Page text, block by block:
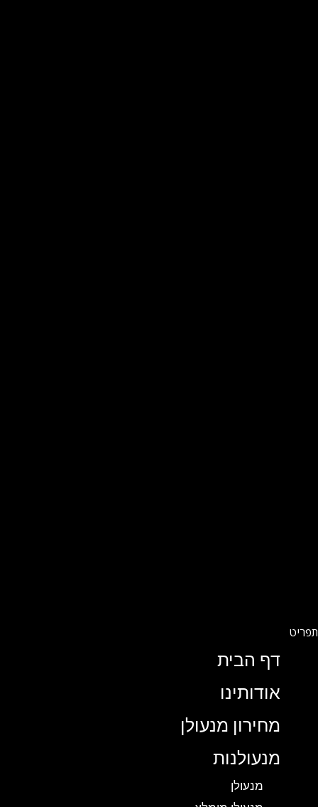
דף הבית
אודותינו
מחירון מנעולן
מנעולנות
מנעולן